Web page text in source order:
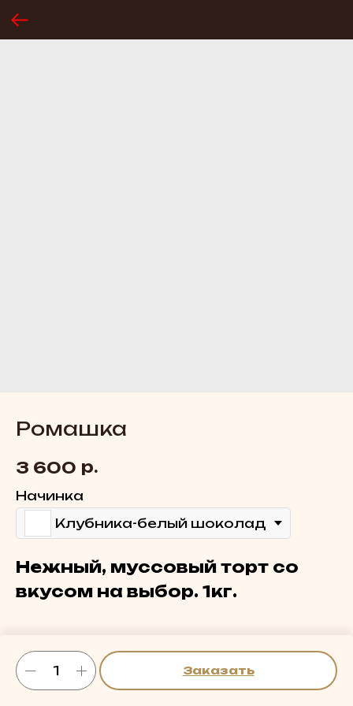
Ромашка
3 600 р.
Начинка
Клубника-белый шоколад
Заказать
Нежный, муссовый торт со
вкусом на выбор. 1кг.